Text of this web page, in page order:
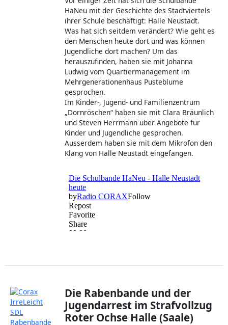
HaNeu mit der Geschichte des Stadtviertels
ihrer Schule beschäftigt: Halle Neustadt.
Was hat sich seitdem verändert? Wie geht es
den Menschen heute dort und was können
Jugendliche dort machen? Um das
herauszufinden, haben sie mit Johanna
Ludwig vom Quartiermanagement im
Mehrgenerationenhaus Pusteblume
gesprochen.
Im Kinder-, Jugend- und Familienzentrum
„Dornröschen“ haben sie mit Clara Bräunlich
und Steven Herrmann über Angebote für
Kinder und Jugendliche gesprochen.
Ausserdem haben sie mit dem Mikrofon den
Klang von Halle Neustadt eingefangen.
Die Rabenbande und der
Jugendarrest im Strafvollzug
Roter Ochse Halle (Saale)